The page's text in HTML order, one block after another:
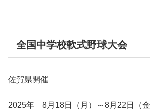
全国中学校軟式野球大会
佐賀県開催
2025年 8月18日（月）～8月22日（金